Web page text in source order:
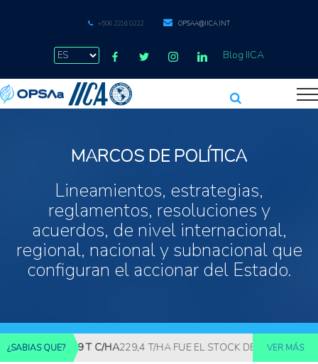
+506 2216 0222 OPSAA@IICA.INT
Blog IICA
MARCOS DE POLÍTICA
Lineamientos, estrategias,
reglamentos, resoluciones y
acuerdos, de nivel internacional,
regional, nacional y subnacional que
configuran el accionar del Estado.
¿SABIAS QUE?
CSA: 229 T C/HA229,4 T/HA FUE EL STOCK DE CARBONO DEL
VER MÁS